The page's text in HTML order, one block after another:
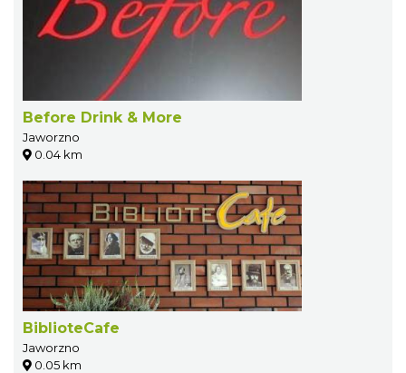
Before Drink & More
Jaworzno
0.04 km
BiblioteCafe
Jaworzno
0.05 km